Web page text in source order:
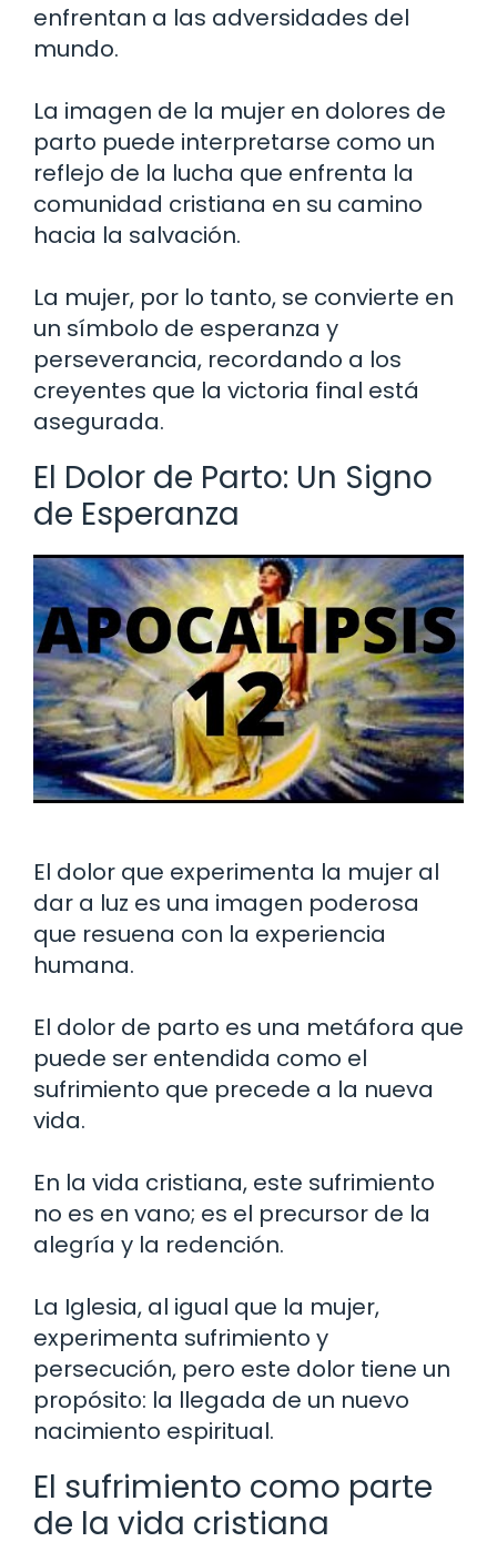
enfrentan a las adversidades del
mundo.
La imagen de la mujer en dolores de
parto puede interpretarse como un
reflejo de la lucha que enfrenta la
comunidad cristiana en su camino
hacia la salvación.
La mujer, por lo tanto, se convierte en
un símbolo de esperanza y
perseverancia, recordando a los
creyentes que la victoria final está
asegurada.
El Dolor de Parto: Un Signo
de Esperanza
El dolor que experimenta la mujer al
dar a luz es una imagen poderosa
que resuena con la experiencia
humana.
El dolor de parto es una metáfora que
puede ser entendida como el
sufrimiento que precede a la nueva
vida.
En la vida cristiana, este sufrimiento
no es en vano; es el precursor de la
alegría y la redención.
La Iglesia, al igual que la mujer,
experimenta sufrimiento y
persecución, pero este dolor tiene un
propósito: la llegada de un nuevo
nacimiento espiritual.
El sufrimiento como parte
de la vida cristiana